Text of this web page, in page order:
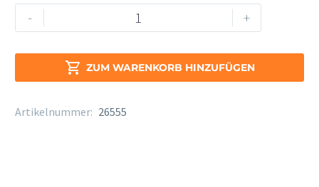
-
Muramatsu
GX
Silberrohr
+
 ZUM WARENKORB HINZUFÜGEN
Alternative:
Artikelnummer: 26555